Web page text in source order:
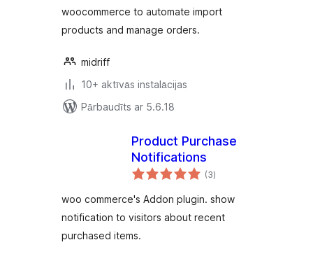
woocommerce to automate import
products and manage orders.
midriff
10+ aktīvās instalācijas
Pārbaudīts ar 5.6.18
Product Purchase
Notifications
(3vērtējumu
kopsumma
)
woo commerce's Addon plugin. show
notification to visitors about recent
purchased items.